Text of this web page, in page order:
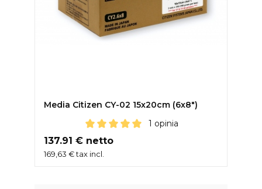
Media Citizen CY-02 15x20cm (6x8")
1 opinia
Cena
137.91 € netto
169,63 € tax incl.